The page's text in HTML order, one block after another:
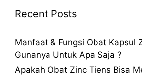
Recent Posts
Manfaat & Fungsi Obat Kapsul
Gunanya Untuk Apa Saja ?
Apakah Obat Zinc Tiens Bisa